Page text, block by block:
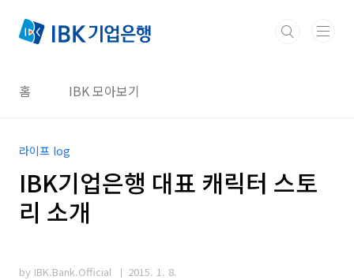
홈 IBK 모아보기
라이프 log
IBK기업은행 대표 캐릭터 스토
리 소개
by IBK.Bank.Official 2015. 1. 8.